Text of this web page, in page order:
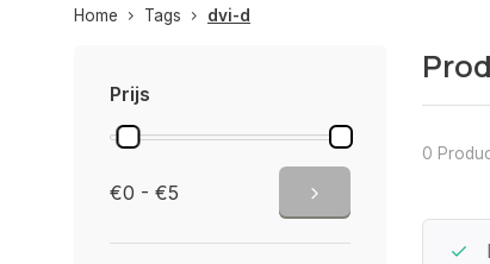
Home Tags dvi-d
Prijs
€0 - €5
0
Beste Service Garantie